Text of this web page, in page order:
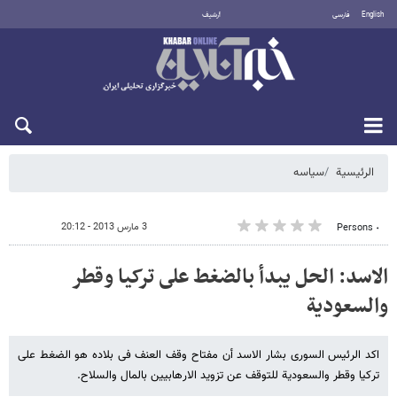
English فارسی أرشيف
الرئيسية سیاسه
٠ Persons 3 مارس 2013 - 20:12
الاسد: الحل یبدأ بالضغط على ترکیا وقطر
والسعودیة
اکد الرئیس السوری بشار الاسد أن مفتاح وقف العنف فی بلاده هو الضغط على
ترکیا وقطر والسعودیة للتوقف عن تزوید الارهابیین بالمال والسلاح.